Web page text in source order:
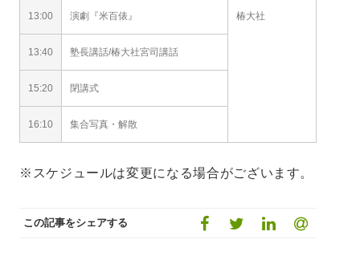
13:00 演劇『米百俵』 椿大社
13:40 塾長講話/椿大社宮司講話
15:20 閉講式
16:10 集合写真・解散
※スケジュールは変更になる場合がございます。
この記事をシェアする